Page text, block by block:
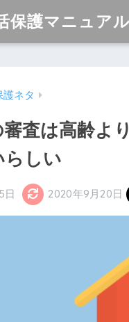
保護マニュアル
護ネタ
査は高齢よ
らしい
日 2020年9月20日